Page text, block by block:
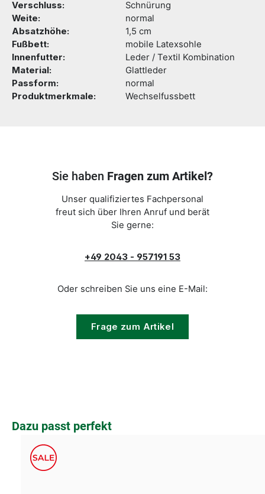
Verschluss:
Schnürung
Weite:
normal
Absatzhöhe:
1,5 cm
Fußbett:
mobile Latexsohle
Innenfutter:
Leder / Textil Kombination
Material:
Glattleder
Passform:
normal
Produktmerkmale:
Wechselfussbett
Sie haben Fragen zum Artikel?
Unser qualifiziertes Fachpersonal
freut sich über Ihren Anruf und berät
Sie gerne:
+49 2043 - 957191 53
Oder schreiben Sie uns eine E-Mail:
Frage zum Artikel
Produktgalerie überspringen
Dazu passt perfekt